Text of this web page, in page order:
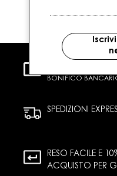
BONIFICO
SPEDIZIONI
RESO FACILE E
ACQUISTO PER